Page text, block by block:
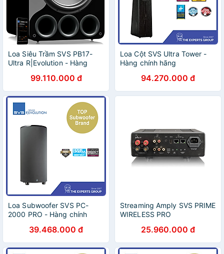
Loa Siêu Trầm SVS PB17-
Ultra R|Evolution - Hàng
99.110.000 đ
Loa Cột SVS Ultra Tower -
Hàng chính hãng
94.270.000 đ
Loa Subwoofer SVS PC-
2000 PRO - Hàng chính
39.468.000 đ
Streaming Amply SVS PRIME
WIRELESS PRO
hãng / Hàng nhập khẩu
25.960.000 đ